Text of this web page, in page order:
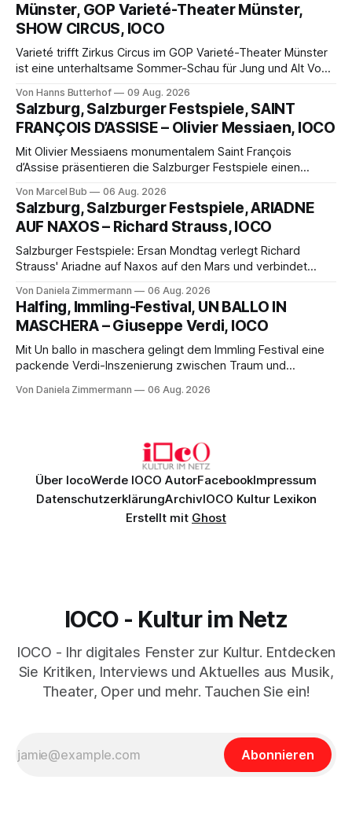
Münster, GOP Varieté-Theater Münster,
SHOW CIRCUS, IOCO
Varieté trifft Zirkus Circus im GOP Varieté-Theater Münster
ist eine unterhaltsame Sommer-Schau für Jung und Alt Von
Münster der Vorhang zur neuen Show Circus hebt, erkundet
wohl auch eine junge Frau, wie es ist, wenn der Zirkus ins
Varieté kommt.
Von Hanns Butterhof 09 Aug. 2026
Salzburg, Salzburger Festspiele, SAINT
FRANÇOIS D’ASSISE – Olivier Messiaen, IOCO
Mit Olivier Messiaens monumentalem Saint François
d’Assise präsentieren die Salzburger Festspiele einen
eine bildgewaltige Inszenierung, Maxime Pascal entfaltet
die komplexe Partitur eindrucksvoll, Philippe Sly berührt als
Franziskus.
Von Marcel Bub 06 Aug. 2026
Salzburg, Salzburger Festspiele, ARIADNE
AUF NAXOS – Richard Strauss, IOCO
Salzburger Festspiele: Ersan Mondtag verlegt Richard
Strauss' Ariadne auf Naxos auf den Mars und verbindet
Aufführung mit starken Solisten und den Wiener
Philharmonikern, szenisch bleibt der zweite Akt jedoch
hinter den Erwartungen zurück.
Von Daniela Zimmermann 06 Aug. 2026
Halfing, Immling-Festival, UN BALLO IN
MASCHERA – Giuseppe Verdi, IOCO
Mit Un ballo in maschera gelingt dem Immling Festival eine
packende Verdi-Inszenierung zwischen Traum und
psychologische Tiefe mit starken Bildern, getragen von
Von Daniela Zimmermann 06 Aug. 2026
Über IocoWerde IOCO AutorFacebookImpressum
DatenschutzerklärungArchivIOCO Kultur Lexikon
Erstellt mit Ghost
IOCO - Kultur im Netz
IOCO - Ihr digitales Fenster zur Kultur. Entdecken
Sie Kritiken, Interviews und Aktuelles aus Musik,
Theater, Oper und mehr. Tauchen Sie ein!
Abonnieren